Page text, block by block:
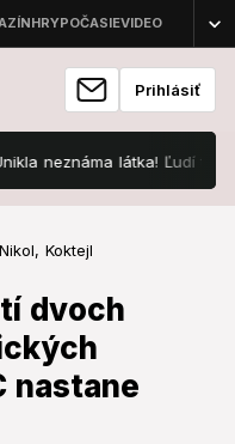
Prihlásiť
látka! Ľudí trápia
Nikol, Koktejl
dvoch
nastane
teplotách